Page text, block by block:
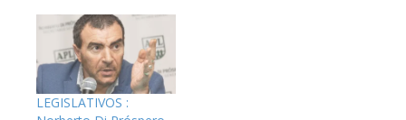
LEGISLATIVOS :